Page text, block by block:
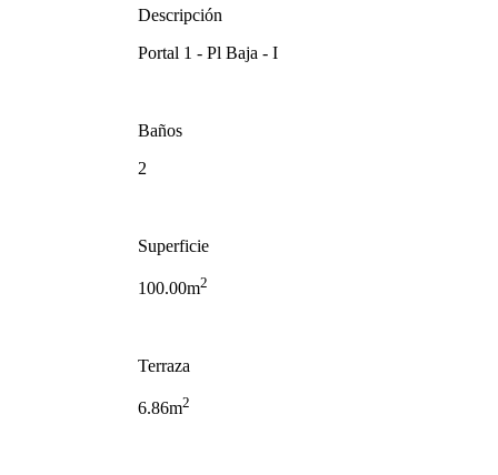
Descripción
Portal 1 - Pl Baja - I
Baños
2
Superficie
100.00m2
Terraza
6.86m2